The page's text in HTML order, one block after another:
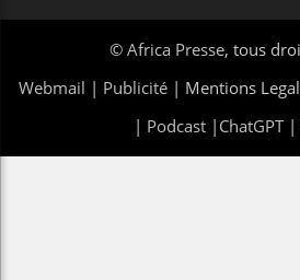
© Africa Presse, tous
Webmail | Publicité | Mentions
| Podcast| ChatGPT|